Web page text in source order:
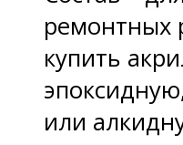
ремонтных
купить
или